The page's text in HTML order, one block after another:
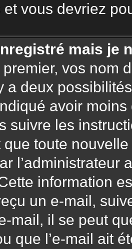
et vous devriez
mais je
vos nom
a deux
avoir
suivre les
que toute
l’administrateur
information
un e-mail,
mail, il se peut
que l’e-mail ait